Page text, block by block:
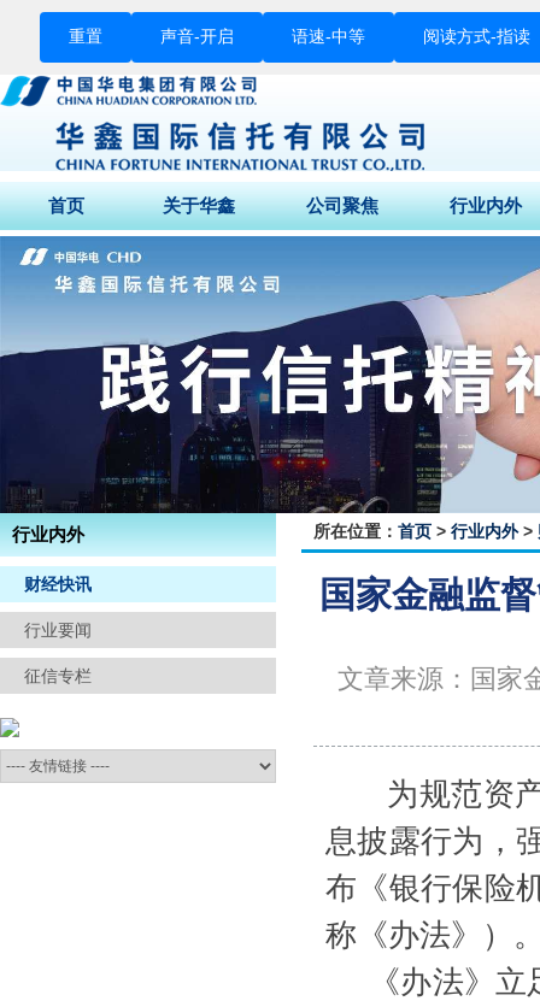
重置 声音-开启 语速-中等 阅读方式-指读
首页 关于华鑫
公司介绍
公司荣誉
股东结构
组织架构
企业文化
公司背景
公司聚焦 行业内外
行业要闻
征信专栏
行业内外
财经快讯
行业要闻
征信专栏
所在位置： 首页 > 行业内外>
国家金融监
文章来源：国家
为规范资
息披露行为，
布《银行保险
称《办法》）
《办法》立